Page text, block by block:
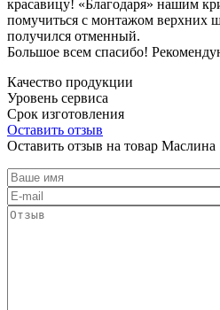
красавицу! «Благодаря» нашим
помучиться с монтажом верхних
получился отменный.
Большое всем спасибо!
Качество продукции
Уровень сервиса
Срок изготовления
Оставить отзыв
Оставить отзыв на товар Маслина